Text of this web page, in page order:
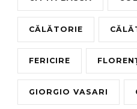
CĂLĂTORIE
FERICIRE
GIORGIO VASARI